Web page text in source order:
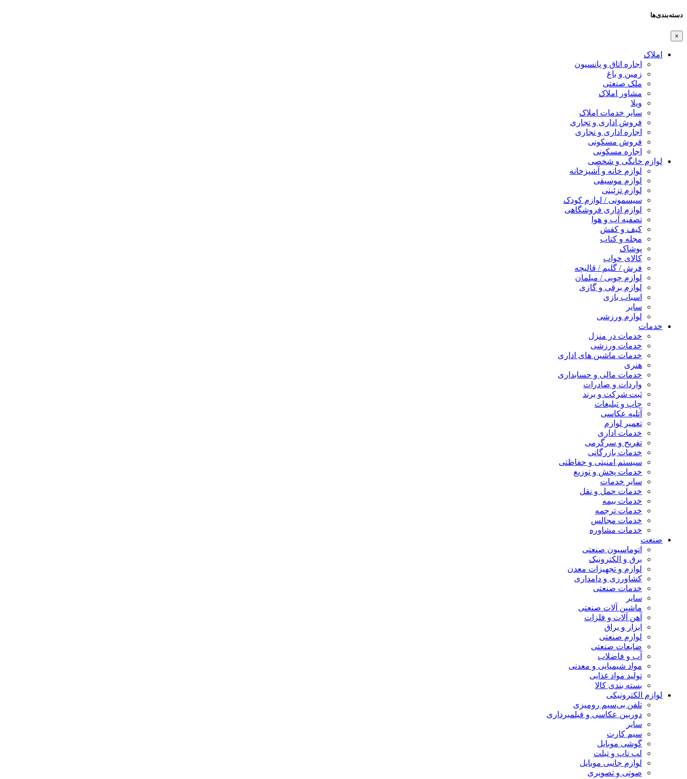
دسته‌بندی‌ها
×
املاک
اجاره اتاق و پانسیون
زمین و باغ
ملک صنعتی
مشاور املاک
ویلا
سایر خدمات املاک
فروش اداری و تجاری
اجاره اداری و تجاری
فروش مسکونی
اجاره مسکونی
لوازم خانگی و شخصی
لوازم خانه و آشپزخانه
لوازم موسیقی
لوازم تزئینی
سیسمونی / لوازم کودک
لوازم اداری فروشگاهی
تصفیه آب و هوا
کیف و کفش
مجله و کتاب
پوشاک
کالای خواب
فرش / گلیم / قالیچه
لوازم چوبی / مبلمان
لوازم برقی و گازی
اسباب بازی
سایر
لوازم ورزشی
خدمات
خدمات در منزل
خدمات ورزشی
خدمات ماشین های اداری
هنری
خدمات مالی و حسابداری
واردات و صادرات
ثبت شرکت و برند
چاپ و تبلیغات
آتلیه عکاسی
تعمیر لوازم
خدمات اداری
تفریح و سرگرمی
خدمات بازرگانی
سیستم امنیتی و حفاظتی
خدمات پخش و توزیع
سایر خدمات
خدمات حمل و نقل
خدمات بیمه
خدمات ترجمه
خدمات مجالس
خدمات مشاوره
صنعت
اتوماسیون صنعتی
برق و الکترونیک
لوازم و تجهیزات معدن
کشاورزی و دامداری
خدمات صنعتی
سایر
ماشین آلات صنعتی
آهن آلات و فلزات
ابزار و یراق
لوازم صنعتی
ضایعات صنعتی
آب و فاضلاب
مواد شیمیایی و معدنی
تولید مواد غذایی
بسته بندی کالا
لوازم الکترونیکی
تلفن بی‌سیم رومیزی
دوربین عکاسی و فیلمبرداری
سایر
سیم کارت
گوشی موبایل
لپ تاپ و تبلت
لوازم جانبی موبایل
صوتی و تصویری